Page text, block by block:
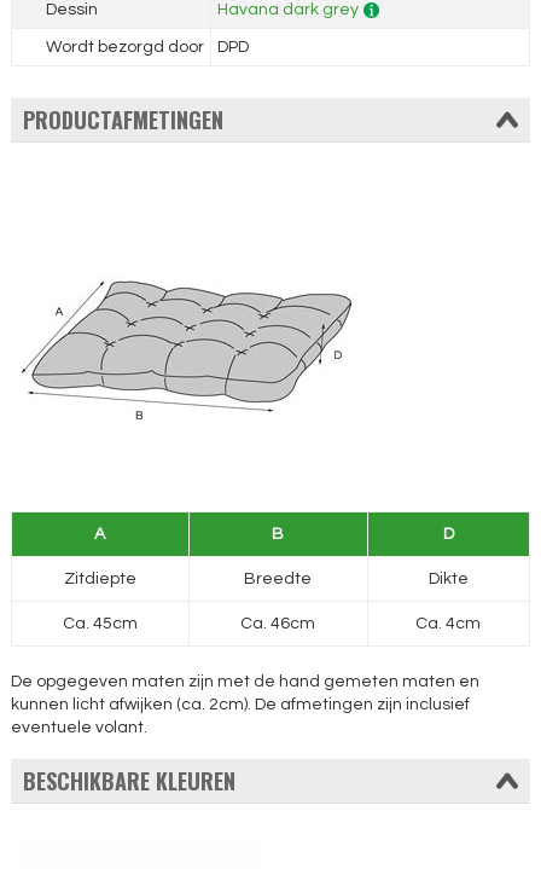
Dessin Havana dark grey
Wordt bezorgd door DPD
PRODUCTAFMETINGEN
A B D
Zitdiepte Breedte Dikte
Ca. 45cm Ca. 46cm Ca. 4cm
De opgegeven maten zijn met de hand gemeten maten en
kunnen licht afwijken (ca. 2cm). De afmetingen zijn inclusief
eventuele volant.
BESCHIKBARE KLEUREN